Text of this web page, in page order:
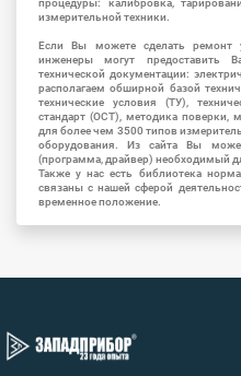
процедуры: калибровка,
измерительной техники.
Если Вы можете сделать ремонт
инженеры могут предоставить
технической документации:
располагаем обширной базой
технические условия (ТУ),
стандарт (ОСТ), методика поверки,
для более чем 3500 типов
оборудования. Из сайта Вы
(программа, драйвер) необходимый
Также у нас есть библиотека
связаны с нашей сферой
временное положение.